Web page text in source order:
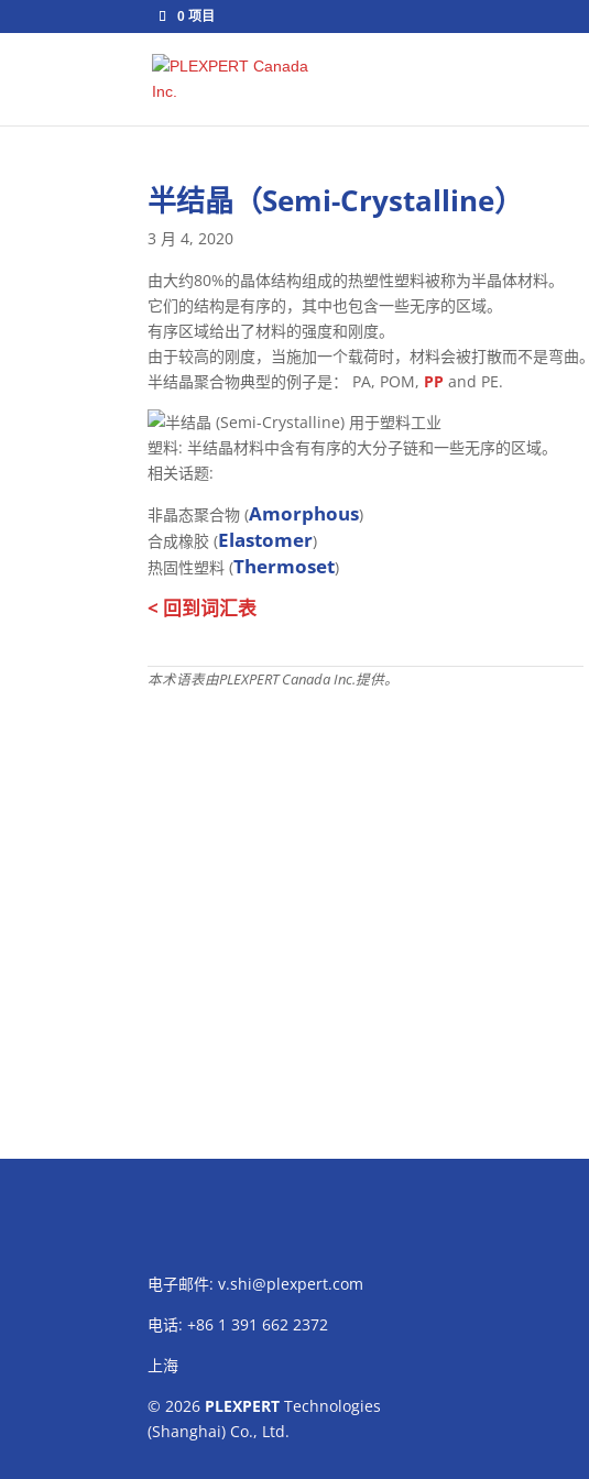
0 项目
半结晶（Semi-Crystalline）
3 月 4, 2020
由大约80%的晶体结构组成的热塑性塑料被称为半晶体材料。
它们的结构是有序的，其中也包含一些无序的区域。
有序区域给出了材料的强度和刚度。
由于较高的刚度，当施加一个载荷时，材料会被打散而不是弯曲。
半结晶聚合物典型的例子是： PA, POM, PP and PE.
塑料: 半结晶材料中含有有序的大分子链和一些无序的区域。
相关话题:
非晶态聚合物 (Amorphous)
合成橡胶 (Elastomer)
热固性塑料 (Thermoset)
< 回到词汇表
本术语表由PLEXPERT Canada Inc.提供。
电子邮件:v.shi@plexpert.com
电话: +86 1 391 662 2372
上海
© 2026 PLEXPERT Technologies
(Shanghai) Co., Ltd.